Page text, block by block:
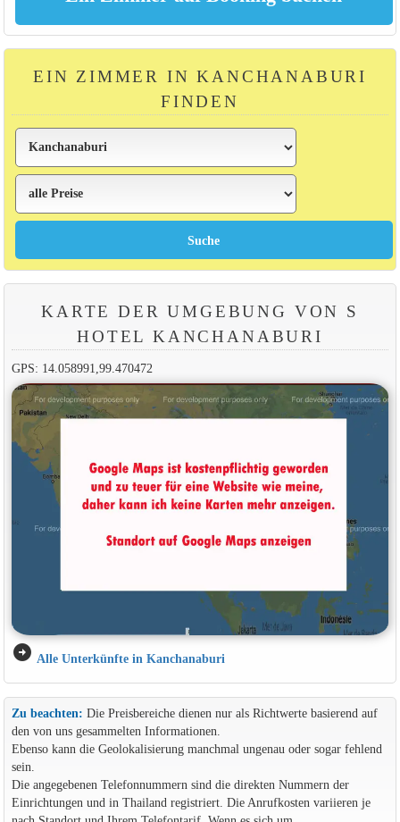
EIN ZIMMER IN KANCHANABURI
FINDEN
KARTE DER UMGEBUNG VON S
HOTEL KANCHANABURI
GPS: 14.058991,99.470472
arrow_circle_right Alle Unterkünfte in Kanchanaburi
Zu beachten: Die Preisbereiche dienen nur als Richtwerte basierend auf
den von uns gesammelten Informationen.
Ebenso kann die Geolokalisierung manchmal ungenau oder sogar fehlend
sein.
Die angegebenen Telefonnummern sind die direkten Nummern der
Einrichtungen und in Thailand registriert. Die Anrufkosten variieren je